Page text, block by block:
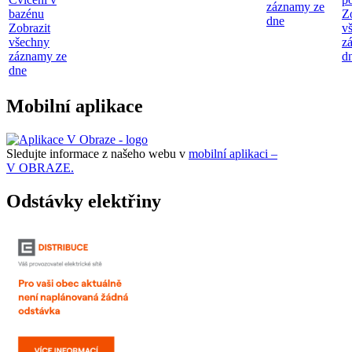
bazénu
Zobrazit
všechny
záznamy ze
dne
záznamy ze
dne
Mobilní aplikace
Sledujte informace z našeho webu v mobilní aplikaci –
V OBRAZE.
Odstávky elektřiny